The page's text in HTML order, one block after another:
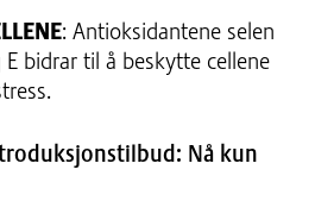
: Antioksidantene selen
bidrar til å beskytte cellene
Nå kun